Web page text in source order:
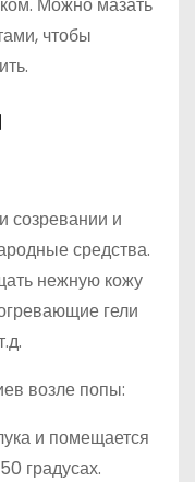
чтобы
созревании и
средства.
нежную кожу
гели
возле попы:
и помещается
градусах.